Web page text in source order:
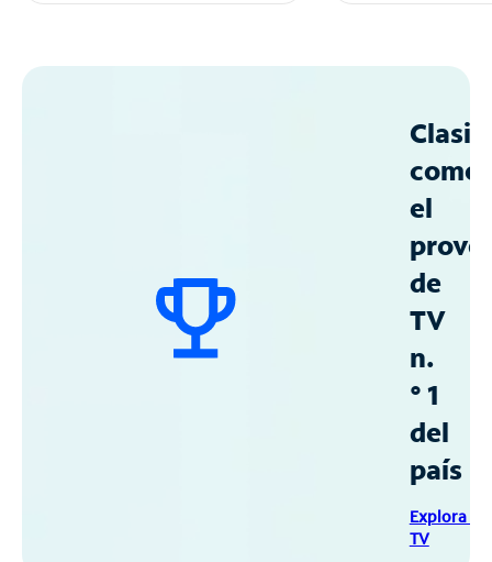
como
el
de
TV
n.
° 1
del
país
Explora
TV